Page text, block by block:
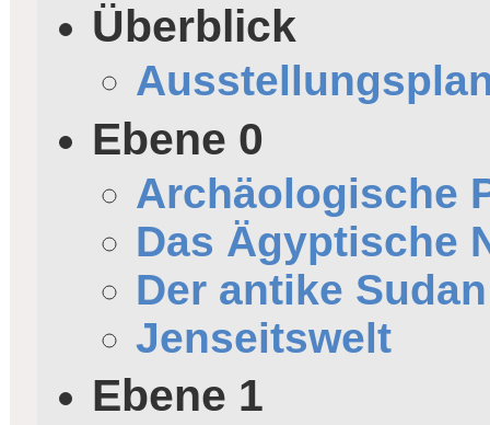
Überblick
Ebene 0
Archäologische
Das Ägyptische
Der antike Sudan
Jenseitswelt
Ebene 1